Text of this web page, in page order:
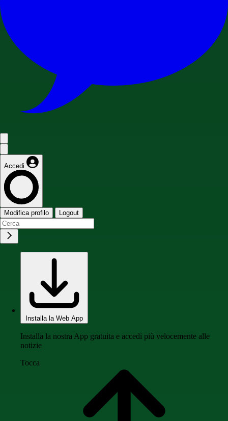
Accedi
Modifica profilo Logout
Installa la Web App
Installa la nostra App gratuita e accedi più velocemente alle
notizie
Tocca